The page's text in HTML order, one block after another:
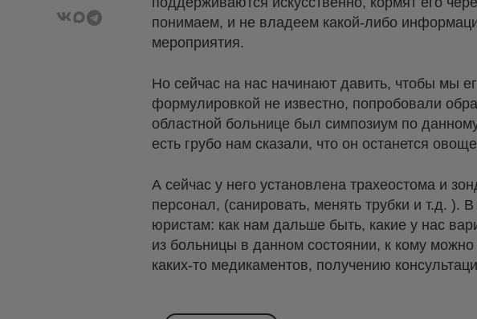
понимаем, и не владеем какой-либо
мероприятия.
Но сейчас на нас начинают давить, чтобы мы
формулировкой не известно, попробовали
областной больнице был симпозиум по
есть грубо нам сказали, что он останется
А сейчас у него установлена трахеостома и
персонал, (санировать, менять трубки и т.д.
юристам: как нам дальше быть, какие у нас
из больницы в данном состоянии, к кому
каких-то медикаментов, получению